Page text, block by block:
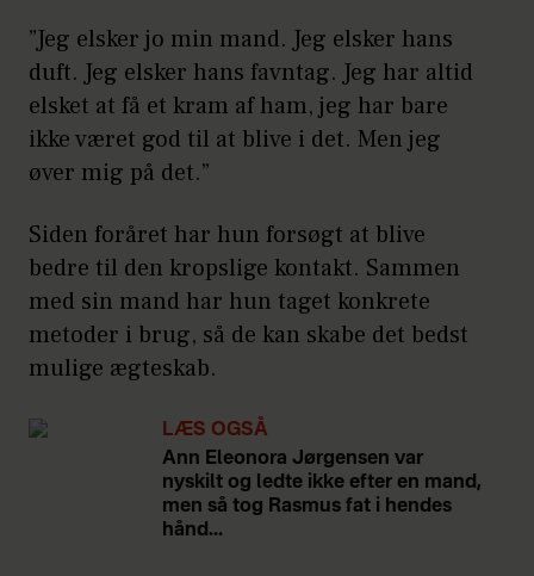
”Jeg elsker jo min mand. Jeg elsker hans
duft. Jeg elsker hans favntag. Jeg har altid
elsket at få et kram af ham, jeg har bare
ikke været god til at blive i det. Men jeg
øver mig på det.”
Siden foråret har hun forsøgt at blive
bedre til den kropslige kontakt. Sammen
med sin mand har hun taget konkrete
metoder i brug, så de kan skabe det bedst
mulige ægteskab.
LÆS OGSÅ
Ann Eleonora Jørgensen var
nyskilt og ledte ikke efter en mand,
men så tog Rasmus fat i hendes
hånd...